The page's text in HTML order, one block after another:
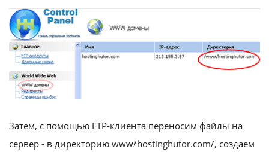
Затем, с помощью FTP-клиента переносим файлы на
сервер - в директорию www/hostinghutor.com/, создаем